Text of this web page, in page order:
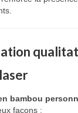
bambou
façons :